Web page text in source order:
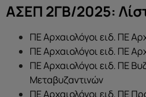
ΑΣΕΠ 2ΓΒ/2025:
ΠΕ Αρχαιολόγοι ειδ. ΠΕ
ΠΕ Αρχαιολόγοι ειδ. ΠΕ
ΠΕ Αρχαιολόγοι ειδ. ΠΕ
Μεταβυζαντινών
ΠΕ Αρχαιολόγοι ειδ. ΠΕ